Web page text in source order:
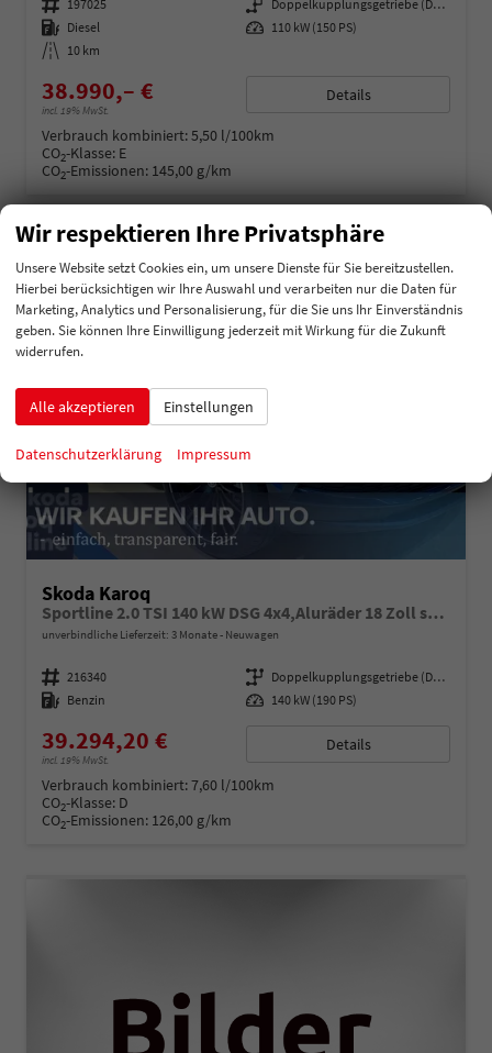
Fahrzeugnummer 197025 Getriebe
Doppelkupplungsgetriebe (DSG)
Kraftstoff Diesel Leistung 110 kW (150 PS)
Kilometerstand 10 km
38.990,– €
incl. 19% MwSt.
Details
Verbrauch kombiniert:5,50 l/100km
CO2-Klasse: E
CO2-Emissionen: 145,00 g/km
Skoda Karoq
Sportline 2.0 TSI 140 kW DSG 4x4,Aluräder 18 Zoll schwarz, Sonderfarbe Stahlgrau,Phone Box, Klimaauromatik,LED MATRIX, dynamische Blinkleuchten,Drive Mode Seledct, Kessy Full, Navigation, Sun Set,Rückkamera, PDC,LED , 4J. Grantie, Virt. Cockpit
unverbindliche Lieferzeit: 3 Monate Neuwagen
Fahrzeugnummer 216340 Getriebe
Doppelkupplungsgetriebe (DSG)
Kraftstoff Benzin Leistung 140 kW (190 PS)
39.294,20 €
incl. 19% MwSt.
Details
Verbrauch kombiniert:7,60 l/100km
CO2-Klasse: D
CO2-Emissionen: 126,00 g/km
Wir respektieren Ihre Privatsphäre
Unsere Website setzt Cookies ein, um unsere Dienste für Sie bereitzustellen.
Hierbei berücksichtigen wir Ihre Auswahl und verarbeiten nur die Daten für
Marketing, Analytics und Personalisierung, für die Sie uns Ihr Einverständnis
geben. Sie können Ihre Einwilligung jederzeit mit Wirkung für die Zukunft
widerrufen.
Alle akzeptieren Einstellungen
Datenschutzerklärung Impressum